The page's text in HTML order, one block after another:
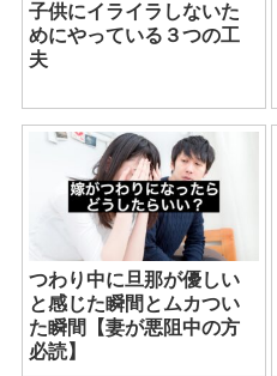
子供にイライラしないた
めにやっている３つの工
夫
つわり中に旦那が優しい
と感じた瞬間とムカつい
た瞬間【妻が悪阻中の方
必読】